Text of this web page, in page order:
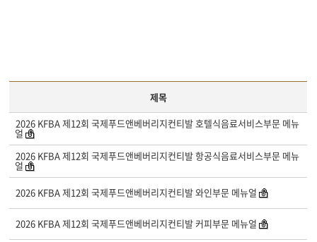
제목
2026 KFBA 제12회 국제푸드앤베버리지컨티발 호텔식음료서비스부문 메뉴
얼
2026 KFBA 제12회 국제푸드앤베버리지컨티발 항공식음료서비스부문 메뉴
얼
2026 KFBA 제12회 국제푸드앤베버리지컨티발 와인부문 메뉴얼
2026 KFBA 제12회 국제푸드앤베버리지컨티발 커피부문 메뉴얼